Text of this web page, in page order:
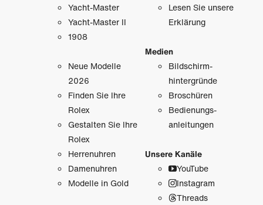
Yacht-Master
Yacht-Master II
1908
Neue Modelle
2026
Finden Sie Ihre
Rolex
Gestalten Sie Ihre
Rolex
Herrenuhren
Damenuhren
Modelle in Gold
Lesen Sie unsere
Erklärung
Medien
Bildschirm­
hintergründe
Broschüren
Bedienungs­
anleitungen
Unsere Kanäle
YouTube
Instagram
Threads